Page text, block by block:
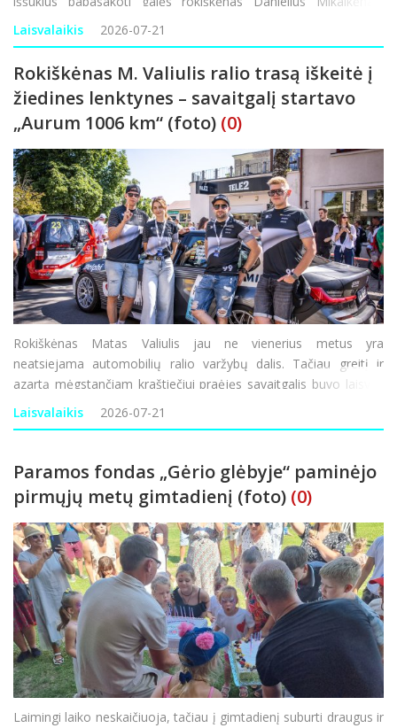
ankstyvą praėjusio šeštadienio rytą pradėjęs kelionę aplink
Lietuv
Laisvalaikis 2026-07-21
Rokiškėnas M. Valiulis ralio trasą iškeitė į
žiedines lenktynes – savaitgalį startavo
„Aurum 1006 km“ (foto) (0)
Rokiškėnas Matas Valiulis jau ne vienerius metus yra
neatsiejama automobilių ralio varžybų dalis. Tačiau greitį ir
azartą mėgstančiam kraštiečiui praėjęs savaitgalis buvo laisvas
nuo ralio varžybų, tad su komanda nusprendė sudalyvauti
Palangoje vykusiose „Aurum 1006 km“ len
Laisvalaikis 2026-07-21
Paramos fondas „Gėrio glėbyje“ paminėjo
pirmųjų metų gimtadienį (foto) (0)
Laimingi laiko neskaičiuoja, tačiau į gimtadienį suburti draugus ir